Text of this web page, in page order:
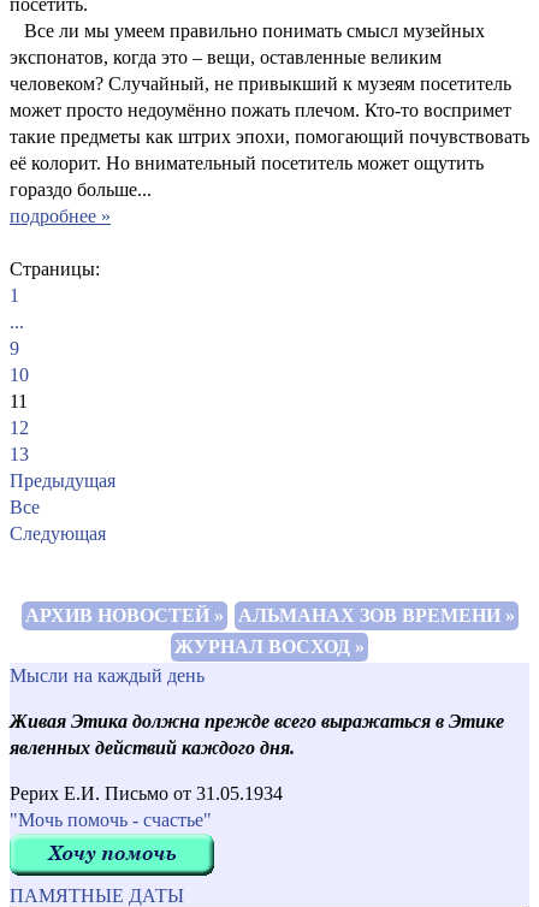
посетить.
Все ли мы умеем правильно понимать смысл музейных
экспонатов, когда это – вещи, оставленные великим
человеком? Случайный, не привыкший к музеям посетитель
может просто недоумённо пожать плечом. Кто-то воспримет
такие предметы как штрих эпохи, помогающий почувствовать
её колорит. Но внимательный посетитель может ощутить
гораздо больше...
подробнее »
Страницы:
1
...
9
10
11
12
13
Предыдущая
Все
Следующая
АРХИВ НОВОСТЕЙ »
АЛЬМАНАХ ЗОВ ВРЕМЕНИ »
ЖУРНАЛ ВОСХОД »
Мысли на каждый день
Живая Этика должна прежде всего выражаться в Этике
явленных действий каждого дня.
Рерих Е.И. Письмо от 31.05.1934
"Мочь помочь - счастье"
ПАМЯТНЫЕ ДАТЫ